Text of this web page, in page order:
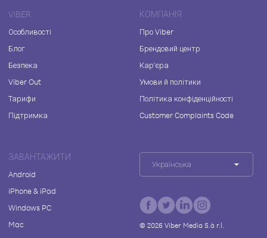
VIBER
Особливості
Блог
Безпека
Viber Out
Тарифи
Підтримка
КОМПАНІЯ
Про Viber
Брендовий центр
Кар'єра
Умови й політики
Політика конфіденційності
Customer Complaints Code
ЗАВАНТАЖИТИ
Android
iPhone & iPad
Windows PC
Mac
Українська
© 2026Viber Media S.à r.l.